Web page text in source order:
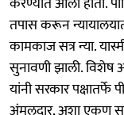
तपास करून
कामकाज सत्र न्या.
सुनावणी झाली. विशेष
यांनी सरकार पक्षातर्फे